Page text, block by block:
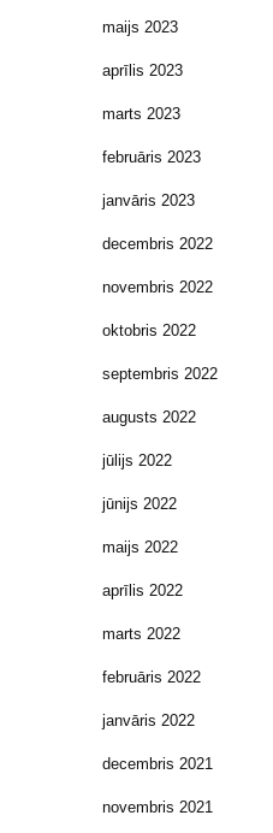
maijs 2023
aprīlis 2023
marts 2023
februāris 2023
janvāris 2023
decembris 2022
novembris 2022
oktobris 2022
septembris 2022
augusts 2022
jūlijs 2022
jūnijs 2022
maijs 2022
aprīlis 2022
marts 2022
februāris 2022
janvāris 2022
decembris 2021
novembris 2021